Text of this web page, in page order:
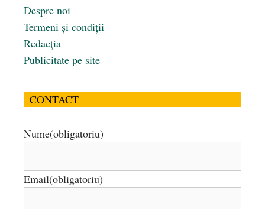
Despre noi
Termeni și condiții
Redacția
Publicitate pe site
CONTACT
Nume(obligatoriu)
Email(obligatoriu)